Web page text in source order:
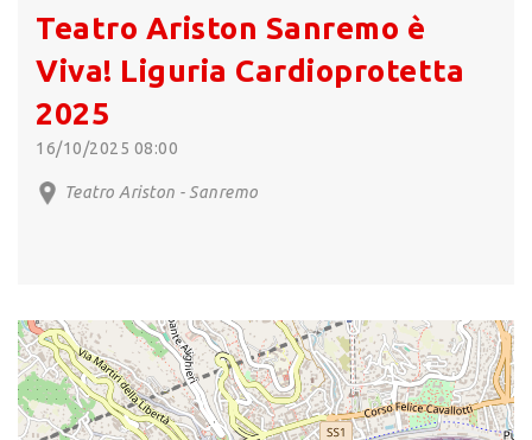
Teatro Ariston Sanremo è
Viva! Liguria Cardioprotetta
2025
16/10/2025 08:00
Teatro Ariston - Sanremo